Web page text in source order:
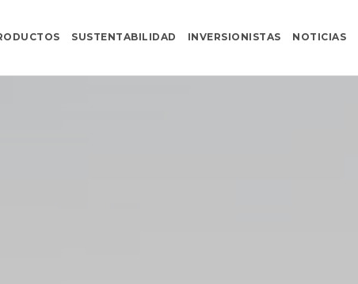
SUSTENTABILIDAD INVERSIONISTAS NOTICIAS